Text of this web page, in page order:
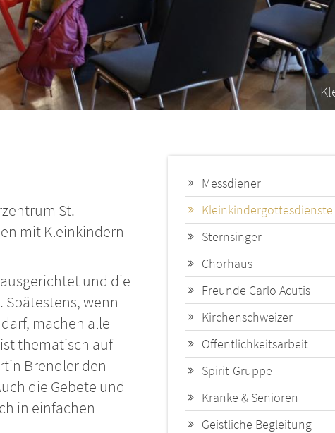
St.
mit Kleinkindern
und die
wenn
machen alle
thematisch auf
Brendler den
die Gebete und
in einfachen
Messdiener
Kleinkindergottesdienste
Sternsinger
Chorhaus
Freunde Carlo Acutis
Kirchenschweizer
Öffentlichkeitsarbeit
Spirit-Gruppe
Kranke & Senioren
Geistliche Begleitung